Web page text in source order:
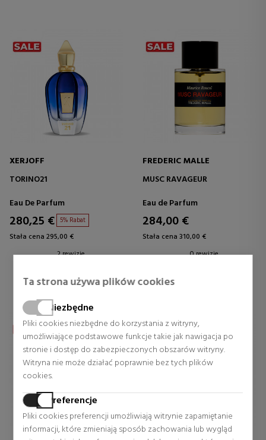
Ta strona używa plików cookies
Niezbędne
Pliki cookies niezbędne do korzystania z witryny,
umożliwiające podstawowe funkcje takie jak nawigacja po
stronie i dostęp do zabezpieczonych obszarów witryny.
Witryna nie może działać poprawnie bez tych plików
cookies.
Preferencje
Pliki cookies preferencji umożliwiają witrynie zapamiętanie
informacji, które zmieniają sposób zachowania lub wygląd
XERJOFF
TORINO21
Eau De Parfum
280,25 € 5% Rabat
Stała cena 295,00 €
2 rewizje
FREDERIC MALLE
MUSC RAVAGEUR
Eau de Parfum
284,00 €
Stała cena 310,00 €
0 rewizje